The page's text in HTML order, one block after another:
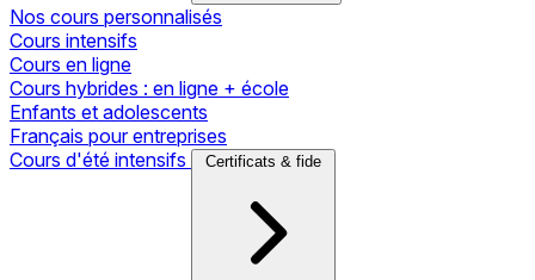
Nos cours personnalisés
Cours intensifs
Cours en ligne
Cours hybrides : en ligne + école
Enfants et adolescents
Français pour entreprises
Cours d'été intensifs
Certificats & fide